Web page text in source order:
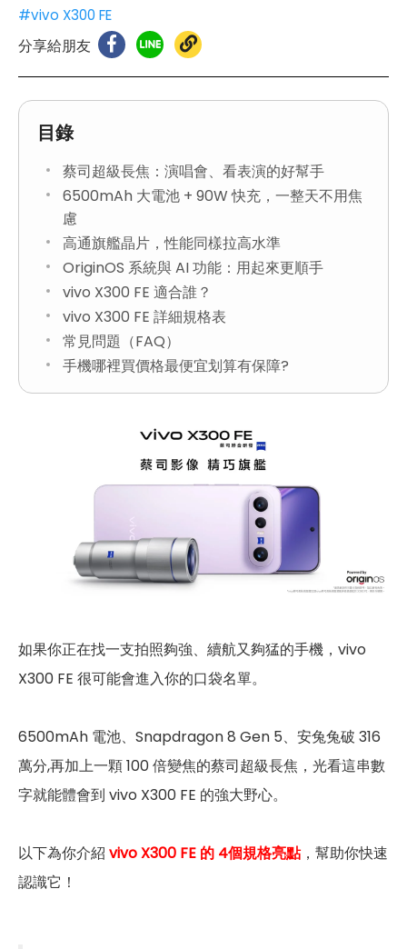
#vivo X300 FE
分享給朋友
目錄
蔡司超級長焦：演唱會、看表演的好幫手
6500mAh 大電池 + 90W 快充，一整天不用焦
慮
高通旗艦晶片，性能同樣拉高水準
OriginOS 系統與 AI 功能：用起來更順手
vivo X300 FE 適合誰？
vivo X300 FE 詳細規格表
常見問題（FAQ）
手機哪裡買價格最便宜划算有保障?
如果你正在找一支拍照夠強、續航又夠猛的手機，vivo
X300 FE 很可能會進入你的口袋名單。
6500mAh 電池、Snapdragon 8 Gen 5、安兔兔破 316
萬分,再加上一顆 100 倍變焦的蔡司超級長焦，光看這串數
字就能體會到 vivo X300 FE 的強大野心。
以下為你介紹 vivo X300 FE 的 4個規格亮點，幫助你快速
認識它！